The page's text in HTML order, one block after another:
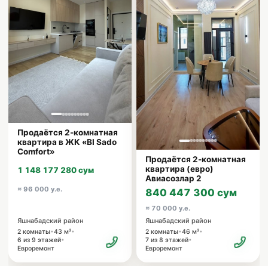
Продаётся 2-комнатная
квартира в ЖК «BI Sado
Comfort»
1 148 177 280 сум
≈ 96 000 у.е.
Яшнабадский район
2 комнаты•43 м²•
6 из 9 этажей•
Евроремонт
Продаётся 2-комнатная
квартира (евро)
Авиасозлар 2
840 447 300 сум
≈ 70 000 у.е.
Яшнабадский район
2 комнаты•46 м²•
7 из 8 этажей•
Евроремонт